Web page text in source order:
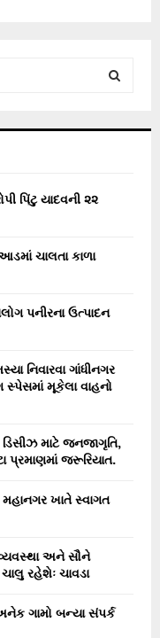
પિંટુ યાદવની ૨૨
ચાલતા કાળા
પનીરના ઉત્પાદન
નિવારવા ગાંધીનગર
સ્પેસમાં મૂકેલા વાહનો
ડિસીઝ માટે જનજાગૃતિ,
પ્રમાણમાં જરૂરિયાત.
મહાનગર ખાતે સ્વાગત
વ્યવસ્થા અને સૌને
રહેશેઃ ચાવડા
ગામો બન્યા સંપર્ક